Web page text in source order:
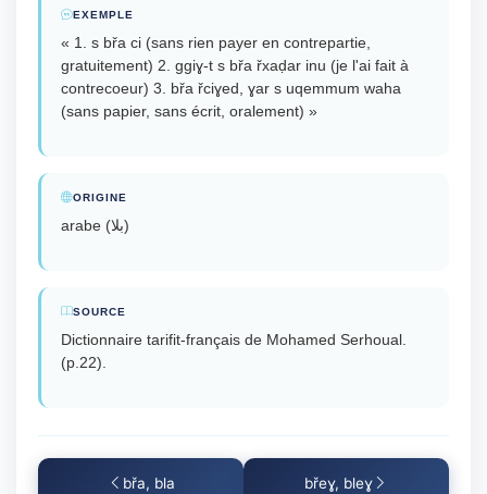
EXEMPLE
« 1. s břa ci (sans rien payer en contrepartie,
gratuitement) 2. ggiɣ-t s břa řxaḍar inu (je l'ai fait à
contrecoeur) 3. břa řciɣed, ɣar s uqemmum waha
(sans papier, sans écrit, oralement) »
ORIGINE
arabe (بلا)
SOURCE
Dictionnaire tarifit-français de Mohamed Serhoual.
(p.22).
břa, bla břeɣ, bleɣ